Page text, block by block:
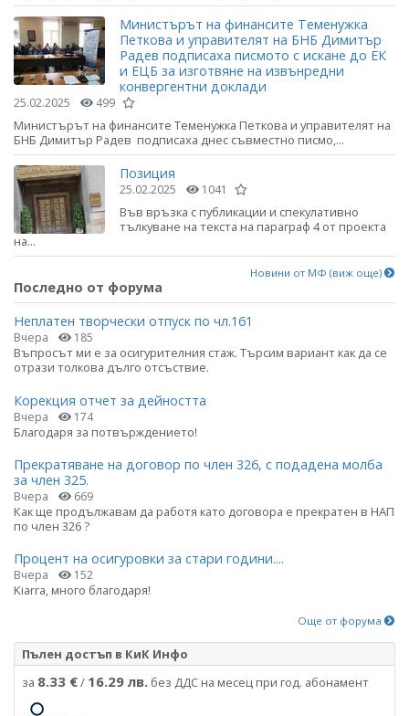
Министърът на финансите Теменужка
Петкова и управителят на БНБ Димитър
Радев подписаха писмото с искане до ЕК
и ЕЦБ за изготвяне на извънредни
конвергентни доклади
25.02.2025 499
Министърът на финансите Теменужка Петкова и управителят на
БНБ Димитър Радев подписаха днес съвместно писмо,...
Позиция
25.02.2025 1041
Във връзка с публикации и спекулативно
тълкуване на текста на параграф 4 от проекта
на...
Новини от МФ (виж още)
Последно от форума
Неплатен творчески отпуск по чл.161
Вчера 185
Въпросът ми е за осигурителния стаж. Търсим вариант как да се
отрази толкова дълго отсъствие.
Корекция отчет за дейността
Вчера 174
Благодаря за потвърждението!
Прекратяване на договор по член 326, с подадена молба
за член 325.
Вчера 669
Как ще продължавам да работя като договора е прекратен в НАП
по член 326 ?
Процент на осигуровки за стари години....
Вчера 152
Kiarra, много благодаря!
Още от форума
Пълен достъп в КиК Инфо
за 8.33 €/ 16.29 лв. без ДДС на месец при год. абонамент